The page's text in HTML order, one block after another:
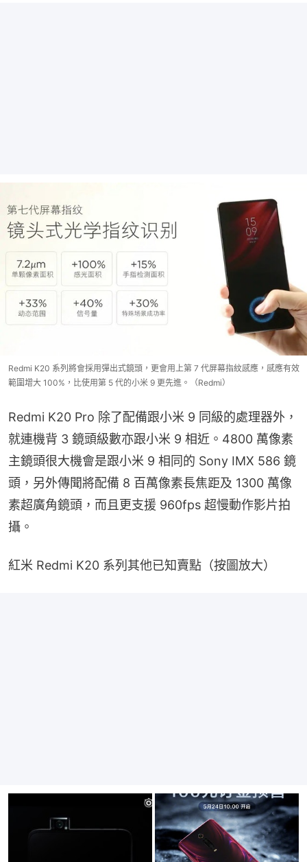
Redmi K20 系列將會採用彈出式鏡頭，更會用上第 7 代屏幕指紋感應，感應有效
範圍增大 100%，比使用第 5 代的小米 9 更先進。（Redmi）
Redmi K20 Pro 除了配備跟小米 9 同級的處理器外，
就連機背 3 鏡頭級數亦跟小米 9 相近。4800 萬像素
主鏡頭很大機會是跟小米 9 相同的 Sony IMX 586 鏡
頭，另外傳聞將配備 8 百萬像素長焦距及 1300 萬像
素超廣角鏡頭，而且更支援 960fps 超慢動作影片拍
攝。
紅米 Redmi K20 系列其他已知賣點（按圖放大）